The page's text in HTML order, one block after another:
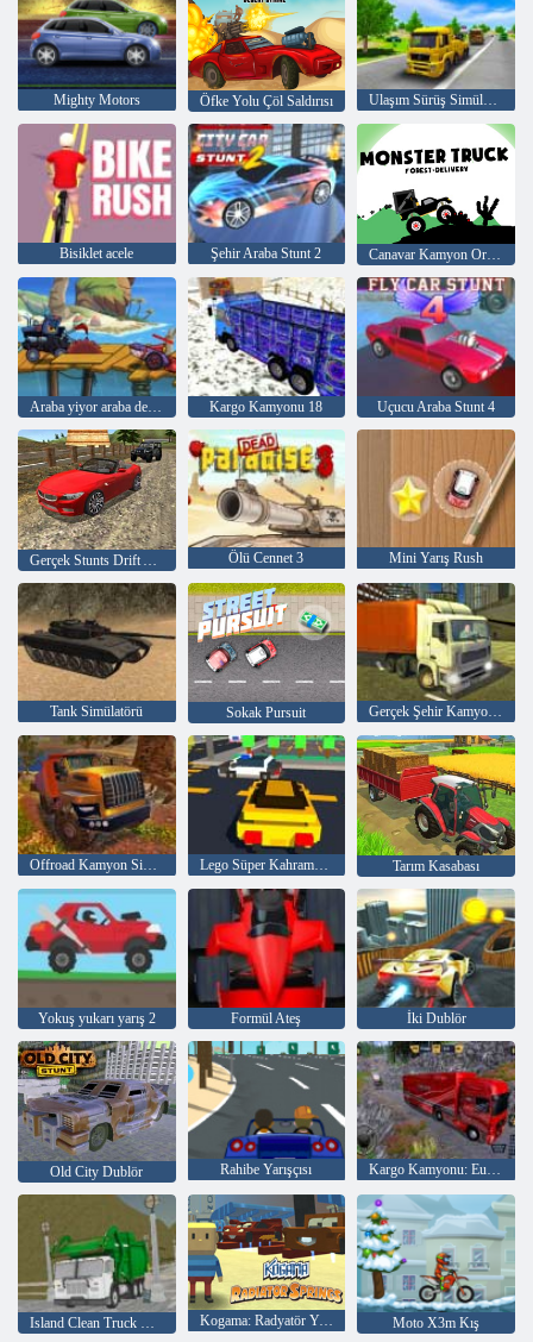
Mighty Motors Öfke Yolu Çöl Saldırısı Ulaşım Sürüş Simülatörü
Bisiklet acele Şehir Araba Stunt 2 Canavar Kamyon Orman Teslimi
Kargo Kamyonu 18 Uçucu Araba Stunt 4
Ölü Cennet 3 Mini Yarış Rush
Tank Simülatörü Sokak Pursuit Gerçek Şehir Kamyon Simülatörü
Offroad Kamyon Simülatörü Tepe Tırmanışı Lego Süper Kahraman Yarışı Tarım Kasabası
Yokuş yukarı yarış 2 Formül Ateş İki Dublör
Old City Dublör Rahibe Yarışçısı Kargo Kamyonu: Euro Amerikan Turu
Island Clean Truck Çöp Sim Kogama: Radyatör Yayları Moto X3m Kış